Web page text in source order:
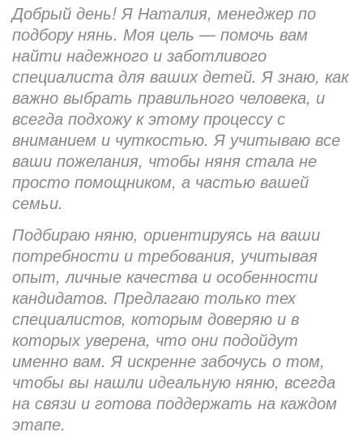
Добрый день! Я Наталия, менеджер по
подбору нянь. Моя цель — помочь вам
найти надежного и заботливого
специалиста для ваших детей. Я знаю, как
важно выбрать правильного человека, и
всегда подхожу к этому процессу с
вниманием и чуткостью. Я учитываю все
ваши пожелания, чтобы няня стала не
просто помощником, а частью вашей
семьи.
Подбираю няню, ориентируясь на ваши
потребности и требования, учитывая
опыт, личные качества и особенности
кандидатов. Предлагаю только тех
специалистов, которым доверяю и в
которых уверена, что они подойдут
именно вам. Я искренне забочусь о том,
чтобы вы нашли идеальную няню, всегда
на связи и готова поддержать на каждом
этапе.